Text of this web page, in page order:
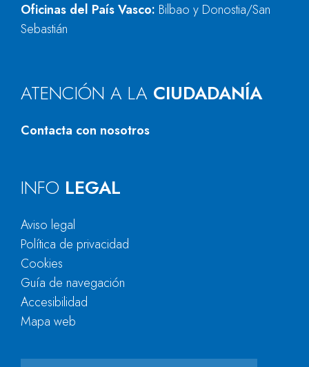
Oficinas del País Vasco: Bilbao y Donostia/San
Sebastián
ATENCIÓN A LA CIUDADANÍA
Contacta con nosotros
INFO LEGAL
Aviso legal
Política de privacidad
Cookies
Guía de navegación
Accesibilidad
Mapa web